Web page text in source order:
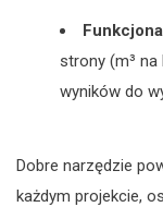
strony (m³ na
wyników do
Dobre narzędzie
każdym projekcie,